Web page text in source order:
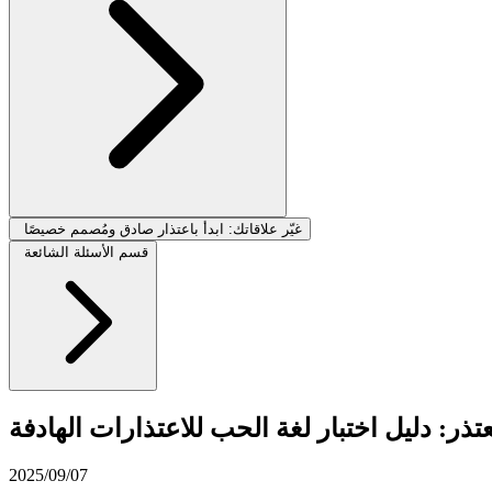
غيّر علاقاتك: ابدأ باعتذار صادق ومُصمم خصيصًا
قسم الأسئلة الشائعة
دليل اختبار لغة الحب للاعتذارات الهادفة
2025/09/07